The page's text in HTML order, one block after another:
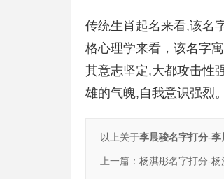
传统生肖起名来看,该名
格心理学来看，该名字
其意志坚定,大都攻击性
雄的气魄,自我意识强烈。
以上关于李晨骏名字打分-
上一篇： 杨淇彤名字打分-